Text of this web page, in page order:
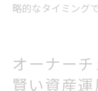
略的なタイミング
オーナー
賢い資産運